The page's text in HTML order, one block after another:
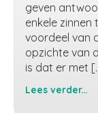
geven
enkele
voordeel van
opzichte van
is dat er met
Lees verder...